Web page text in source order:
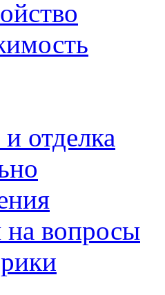
отделка
на вопросы